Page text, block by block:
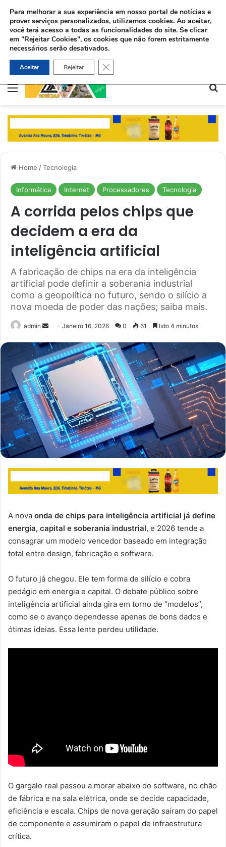
Menu
Home /Tecnologia
Informática Internet Processadores Tecnologia
A corrida pelos chips que
decidem a era da
inteligência artificial
A fabricação de chips na era da inteligência
artificial pode definir a soberania industrial
como a geopolítica no futuro, sendo o silício a
nova moeda de poder das nações; saiba mais.
admin
Send
email
Janeiro 16, 2026 0 61 lido 4 minutos
A nova onda de chips para inteligência artificial já define
energia, capital e soberania industrial, e 2026 tende a
consagrar um modelo vencedor baseado em integração
total entre design, fabricação e software.
O futuro já chegou. Ele tem forma de silício e cobra
pedágio em energia e capital. O debate público sobre
inteligência artificial ainda gira em torno de “modelos”,
como se o avanço dependesse apenas de bons dados e
ótimas ideias. Essa lente perdeu utilidade.
O gargalo real passou a morar abaixo do software, no chão
de fábrica e na sala elétrica, onde se decide capacidade,
eficiência e escala. Chips de nova geração saíram do papel
de componente e assumiram o papel de infraestrutura
crítica.
Para melhorar a sua experiência em nosso portal de notícias e
prover serviços personalizados, utilizamos cookies. Ao aceitar,
você terá acesso a todas as funcionalidades do site. Se clicar
em "Rejeitar Cookies", os cookies que não forem estritamente
necessários serão desativados.
Aceitar Rejeitar Close GDPR Cookie Banner